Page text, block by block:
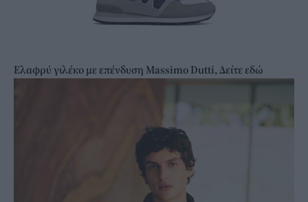
Ελαφρύ γιλέκο με επένδυση Massimo Dutti, Δείτε εδώ